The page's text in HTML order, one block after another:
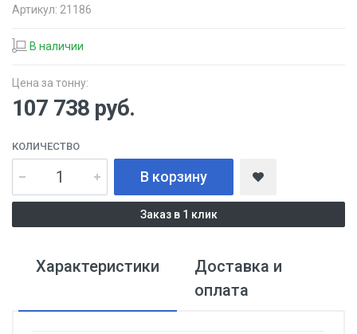
Артикул: 21186
В наличии
Цена за тонну:
107 738 руб.
КОЛИЧЕСТВО
В корзину
Заказ в 1 клик
Характеристики
Доставка и
оплата